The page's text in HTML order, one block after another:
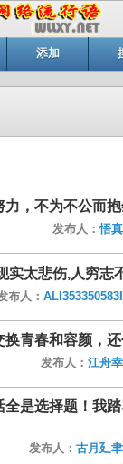
添加
力，不为不公而
发布人：悟真
实太悲伤,人穷志
布人： ALI353350583I
换青春和容颜，
发布人： 江舟幸
是选择题！我踏
发布人： 古月廴聿